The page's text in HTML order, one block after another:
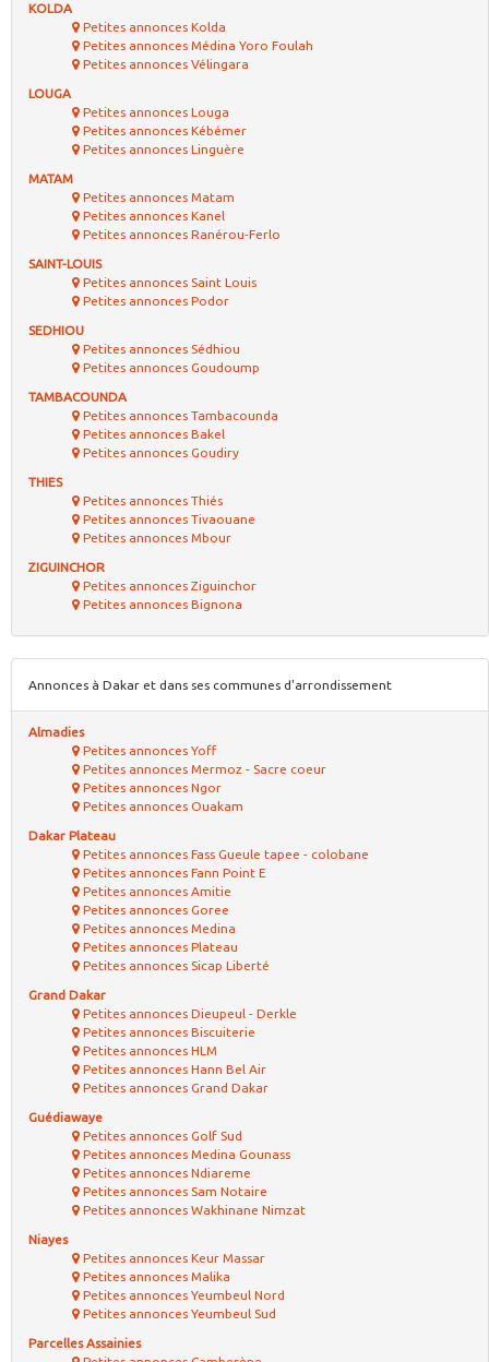
KOLDA
Petites annonces Kolda
Petites annonces Médina Yoro Foulah
Petites annonces Vélingara
LOUGA
Petites annonces Louga
Petites annonces Kébémer
Petites annonces Linguère
MATAM
Petites annonces Matam
Petites annonces Kanel
Petites annonces Ranérou-Ferlo
SAINT-LOUIS
Petites annonces Saint Louis
Petites annonces Podor
SEDHIOU
Petites annonces Sédhiou
Petites annonces Goudoump
TAMBACOUNDA
Petites annonces Tambacounda
Petites annonces Bakel
Petites annonces Goudiry
THIES
Petites annonces Thiés
Petites annonces Tivaouane
Petites annonces Mbour
ZIGUINCHOR
Petites annonces Ziguinchor
Petites annonces Bignona
Annonces à Dakar et dans ses communes d'arrondissement
Almadies
Petites annonces Yoff
Petites annonces Mermoz - Sacre coeur
Petites annonces Ngor
Petites annonces Ouakam
Dakar Plateau
Petites annonces Fass Gueule tapee - colobane
Petites annonces Fann Point E
Petites annonces Amitie
Petites annonces Goree
Petites annonces Medina
Petites annonces Plateau
Petites annonces Sicap Liberté
Grand Dakar
Petites annonces Dieupeul - Derkle
Petites annonces Biscuiterie
Petites annonces HLM
Petites annonces Hann Bel Air
Petites annonces Grand Dakar
Guédiawaye
Petites annonces Golf Sud
Petites annonces Medina Gounass
Petites annonces Ndiareme
Petites annonces Sam Notaire
Petites annonces Wakhinane Nimzat
Niayes
Petites annonces Keur Massar
Petites annonces Malika
Petites annonces Yeumbeul Nord
Petites annonces Yeumbeul Sud
Parcelles Assainies